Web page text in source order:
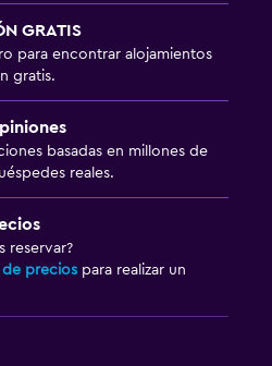
GRATIS
para encontrar alojamientos
gratis.
basadas en millones de
reales.
reservar?
de precios para realizar un